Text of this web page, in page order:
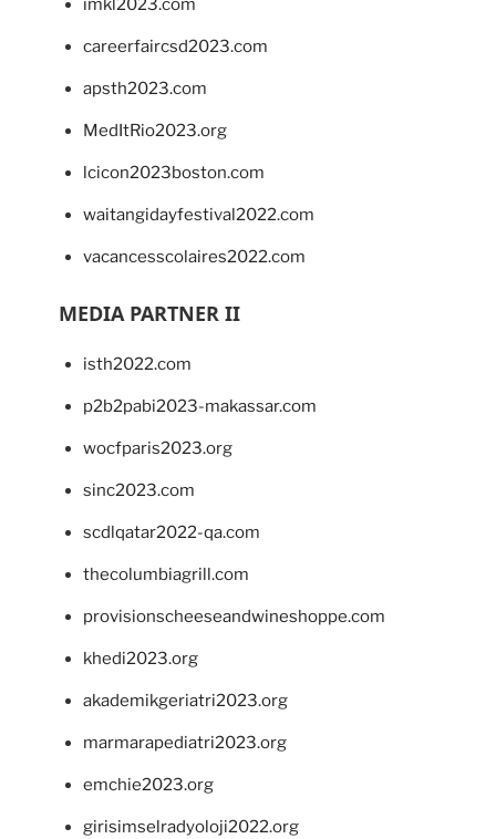
imkl2023.com
careerfaircsd2023.com
apsth2023.com
MedItRio2023.org
lcicon2023boston.com
waitangidayfestival2022.com
vacancesscolaires2022.com
MEDIA PARTNER II
isth2022.com
p2b2pabi2023-makassar.com
wocfparis2023.org
sinc2023.com
scdlqatar2022-qa.com
thecolumbiagrill.com
provisionscheeseandwineshoppe.com
khedi2023.org
akademikgeriatri2023.org
marmarapediatri2023.org
emchie2023.org
girisimselradyoloji2022.org